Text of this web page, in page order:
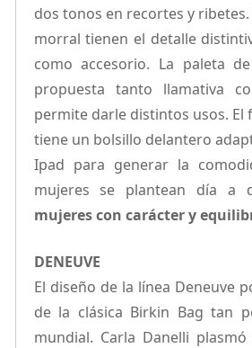
dos tonos en recortes y
morral tienen el detalle
como accesorio. La paleta
propuesta tanto llamativa
permite darle distintos usos.
tiene un bolsillo delantero
Ipad para generar la
mujeres se plantean día a
mujeres con carácter y
DENEUVE
El diseño de la línea Deneuve
de la clásica Birkin Bag tan
mundial. Carla Danelli